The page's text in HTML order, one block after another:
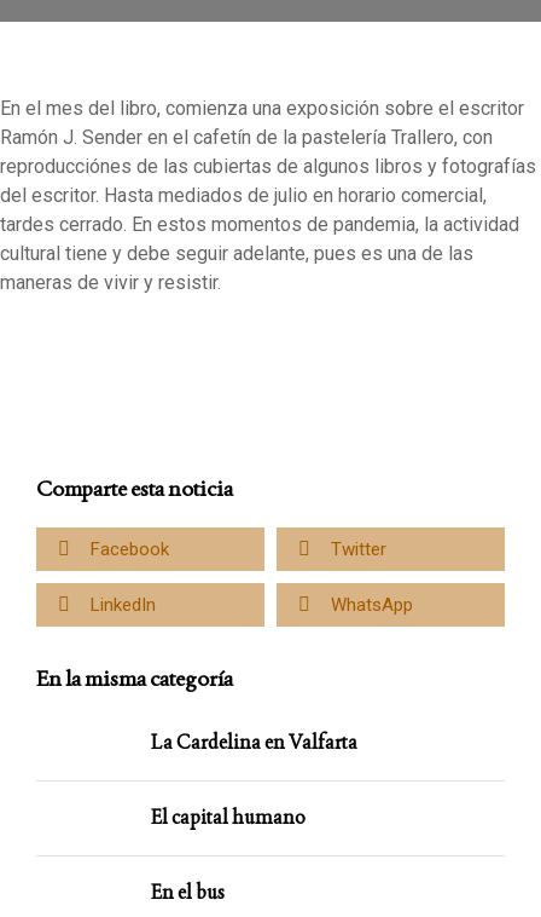
En el mes del libro, comienza una exposición sobre el escritor
Ramón J. Sender en el cafetín de la pastelería Trallero, con
reproducciónes de las cubiertas de algunos libros y fotografías
del escritor. Hasta mediados de julio en horario comercial,
tardes cerrado. En estos momentos de pandemia, la actividad
cultural tiene y debe seguir adelante, pues es una de las
maneras de vivir y resistir.
Comparte esta noticia
Facebook Twitter
LinkedIn WhatsApp
En la misma categoría
La Cardelina en Valfarta
El capital humano
En el bus